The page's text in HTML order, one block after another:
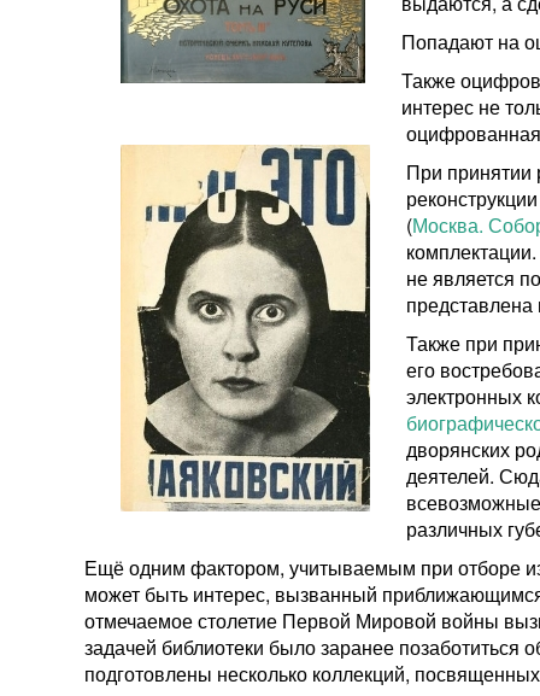
Попадают на
Также
интерес не
При принятии
(Москва.
не является
Также при
его
электронных
дворянских
деятелей.
различных
Ещё одним фактором, учитываемым при отборе
может быть интерес, вызванный
отмечаемое столетие Первой Мировой войны
задачей библиотеки было заранее
подготовлены несколько коллекций,